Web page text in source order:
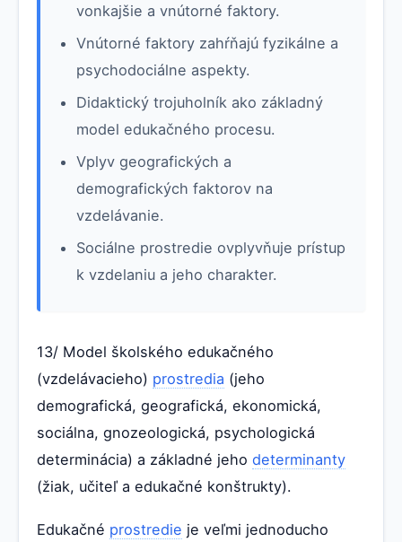
vonkajšie a vnútorné faktory.
Vnútorné faktory zahŕňajú fyzikálne a
psychodociálne aspekty.
Didaktický trojuholník ako základný
model edukačného procesu.
Vplyv geografických a
demografických faktorov na
vzdelávanie.
Sociálne prostredie ovplyvňuje prístup
k vzdelaniu a jeho charakter.
13/ Model školského edukačného
(vzdelávacieho) prostredia (jeho
demografická, geografická, ekonomická,
sociálna, gnozeologická, psychologická
determinácia) a základné jeho determinanty
(žiak, učiteľ a edukačné konštrukty).
Edukačné prostredie je veľmi jednoducho